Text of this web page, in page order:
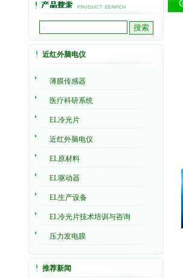
近红外脑电仪
薄膜传感器
医疗科研系统
EL冷光片
近红外脑电仪
EL原材料
EL驱动器
EL生产设备
EL冷光片技术培训与咨询
压力发电膜
推荐新闻